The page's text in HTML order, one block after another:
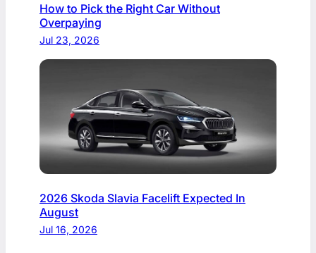
How to Pick the Right Car Without
Overpaying
Jul 23, 2026
2026 Skoda Slavia Facelift Expected In
August
Jul 16, 2026